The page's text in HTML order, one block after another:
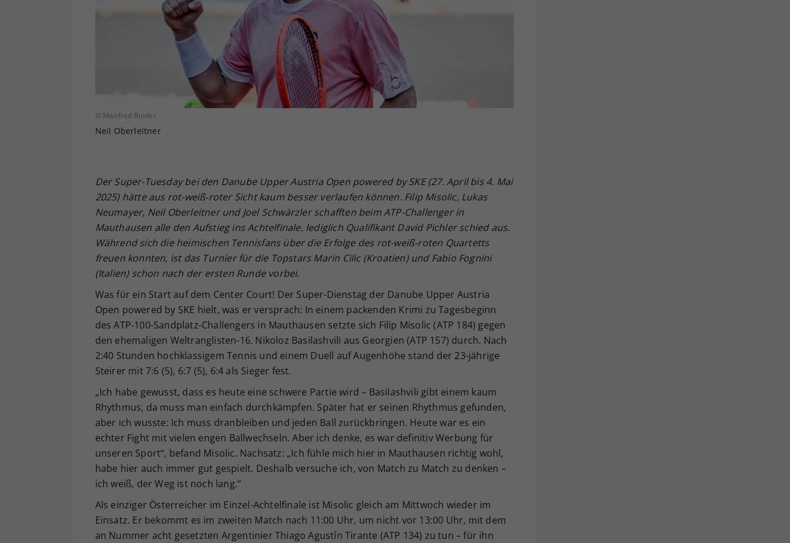
© Manfred Binder
Neil Oberleitner
Der Super-Tuesday bei den Danube Upper Austria Open powered by SKE (27. April bis 4. Mai
2025) hätte aus rot-weiß-roter Sicht kaum besser verlaufen können. Filip Misolic, Lukas
Neumayer, Neil Oberleitner und Joel Schwärzler schafften beim ATP-Challenger in
Mauthausen alle den Aufstieg ins Achtelfinale, lediglich Qualifikant David Pichler schied aus.
Während sich die heimischen Tennisfans über die Erfolge des rot-weiß-roten Quartetts
freuen konnten, ist das Turnier für die Topstars Marin Cilic (Kroatien) und Fabio Fognini
(Italien) schon nach der ersten Runde vorbei.
Was für ein Start auf dem Center Court! Der Super-Dienstag der Danube Upper Austria
Open powered by SKE hielt, was er versprach: In einem packenden Krimi zu Tagesbeginn
des ATP-100-Sandplatz-Challengers in Mauthausen setzte sich Filip Misolic (ATP 184) gegen
den ehemaligen Weltranglisten-16. Nikoloz Basilashvili aus Georgien (ATP 157) durch. Nach
2:40 Stunden hochklassigem Tennis und einem Duell auf Augenhöhe stand der 23-jährige
Steirer mit 7:6 (5), 6:7 (5), 6:4 als Sieger fest.
„Ich habe gewusst, dass es heute eine schwere Partie wird – Basilashvili gibt einem kaum
Rhythmus, da muss man einfach durchkämpfen. Später hat er seinen Rhythmus gefunden,
aber ich wusste: Ich muss dranbleiben und jeden Ball zurückbringen. Heute war es ein
echter Fight mit vielen engen Ballwechseln. Aber ich denke, es war definitiv Werbung für
unseren Sport“, befand Misolic. Nachsatz: „Ich fühle mich hier in Mauthausen richtig wohl,
habe hier auch immer gut gespielt. Deshalb versuche ich, von Match zu Match zu denken –
ich weiß, der Weg ist noch lang.“
Als einziger Österreicher im Einzel-Achtelfinale ist Misolic gleich am Mittwoch wieder im
Einsatz. Er bekommt es im zweiten Match nach 11:00 Uhr, um nicht vor 13:00 Uhr, mit dem
an Nummer acht gesetzten Argentinier Thiago Agustín Tirante (ATP 134) zu tun – für ihn
Ihrer vorgenommen Einstellungen, falls der
Webseiten-Betreiber dies eingestellt hat.